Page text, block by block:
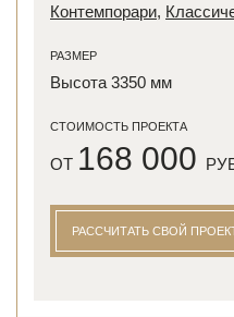
Контемпорари,
РАЗМЕР
Высота 3350 мм
СТОИМОСТЬ ПРОЕКТА
ОТ 168 000
РАССЧИТАТЬ СВОЙ